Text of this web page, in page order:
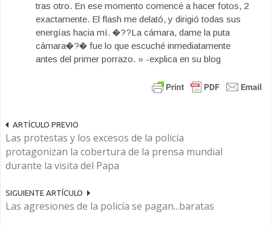
tras otro. En ese momento comencé a hacer fotos, 2
exactamente. El flash me delató, y dirigió todas sus
energías hacia mí. �??La cámara, dame la puta
cámara�?� fue lo que escuché inmediatamente
antes del primer porrazo. » -explica en su blog
ARTÍCULO PREVIO
Las protestas y los excesos de la policía
protagonizan la cobertura de la prensa mundial
durante la visita del Papa
SIGUIENTE ARTÍCULO
Las agresiones de la policía se pagan...baratas